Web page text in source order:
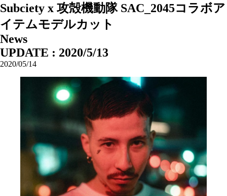
Subciety x 攻殻機動隊 SAC_2045コラボア
イテムモデルカット
News
UPDATE : 2020/5/13
2020/05/14